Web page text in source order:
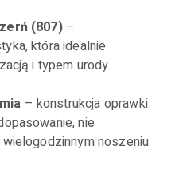
(807)–
która idealnie
i typem urody.
– konstrukcja oprawki
nie
noszeniu.